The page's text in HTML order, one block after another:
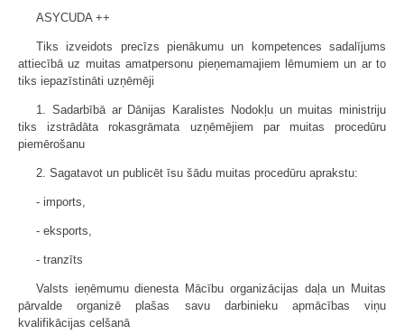
ASYCUDA ++
Tiks izveidots precīzs pienākumu un kompetences sadalījums
attiecībā uz muitas amatpersonu pieņemamajiem lēmumiem un ar to
tiks iepazīstināti uzņēmēji
1. Sadarbībā ar Dānijas Karalistes Nodokļu un muitas ministriju
tiks izstrādāta rokasgrāmata uzņēmējiem par muitas procedūru
piemērošanu
2. Sagatavot un publicēt īsu šādu muitas procedūru aprakstu:
- imports,
- eksports,
- tranzīts
Valsts ieņēmumu dienesta Mācību organizācijas daļa un Muitas
pārvalde organizē plašas savu darbinieku apmācības viņu
kvalifikācijas celšanā